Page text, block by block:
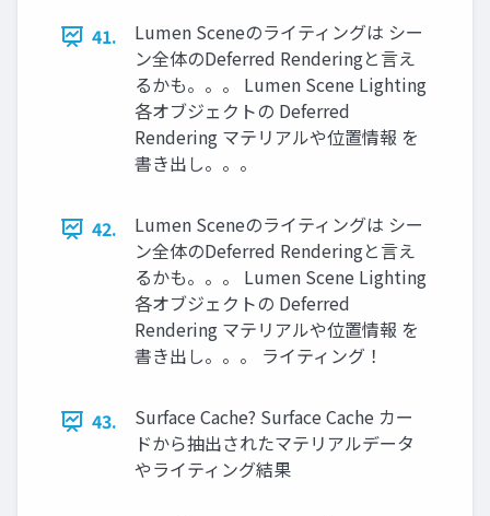
41.
Lumen Sceneのライティングは シー
ン全体のDeferred Renderingと言え
るかも。。。 Lumen Scene Lighting
各オブジェクトの Deferred
Rendering マテリアルや位置情報 を
書き出し。。。
42.
Lumen Sceneのライティングは シー
ン全体のDeferred Renderingと言え
るかも。。。 Lumen Scene Lighting
各オブジェクトの Deferred
Rendering マテリアルや位置情報 を
書き出し。。。 ライティング！
43.
Surface Cache? Surface Cache カー
ドから抽出されたマテリアルデータ
やライティング結果